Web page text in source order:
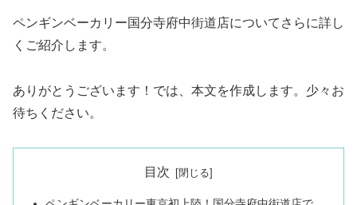
ペンギンベーカリー国分寺府中街道店についてさらに詳し
くご紹介します。
ありがとうございます！では、本文を作成します。少々お
待ちください。
目次